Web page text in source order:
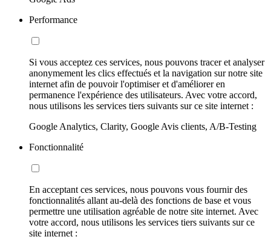
Performance
Si vous acceptez ces services, nous pouvons tracer et analyser
anonymement les clics effectués et la navigation sur notre site
internet afin de pouvoir l'optimiser et d'améliorer en
permanence l'expérience des utilisateurs. Avec votre accord,
nous utilisons les services tiers suivants sur ce site internet :
Google Analytics, Clarity, Google Avis clients, A/B-Testing
Fonctionnalité
En acceptant ces services, nous pouvons vous fournir des
fonctionnalités allant au-delà des fonctions de base et vous
permettre une utilisation agréable de notre site internet. Avec
votre accord, nous utilisons les services tiers suivants sur ce
site internet :